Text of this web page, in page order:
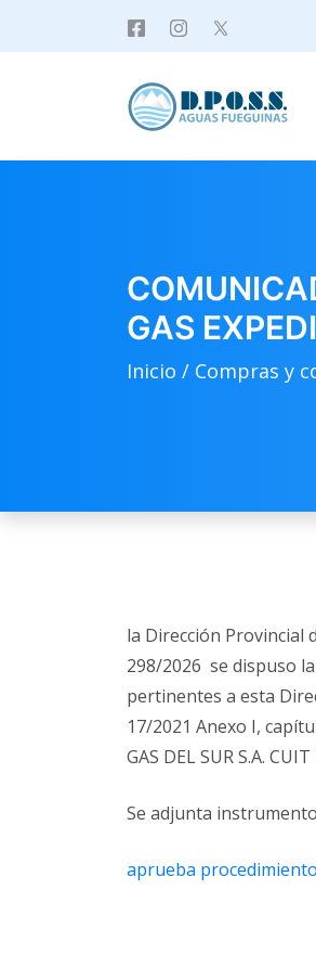
GAS
Inicio / Compras y
la Dirección Provincial
298/2026 se dispuso
pertinentes a esta
17/2021 Anexo I,
GAS DEL SUR S.A.
Se adjunta
aprueba